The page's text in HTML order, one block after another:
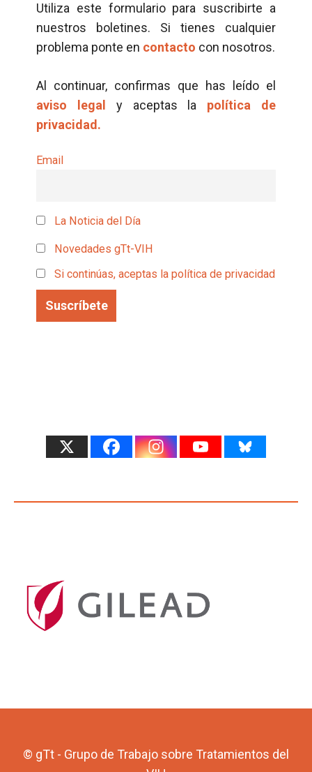
Utiliza este formulario para suscribirte a
nuestros boletines. Si tienes cualquier
problema ponte en contacto con nosotros.
Al continuar, confirmas que has leído el
aviso legal
y aceptas la política de
privacidad.
Email
La Noticia del Día
Novedades gTt-VIH
Si continúas, aceptas la política de privacidad
© gTt - Grupo de Trabajo sobre Tratamientos del